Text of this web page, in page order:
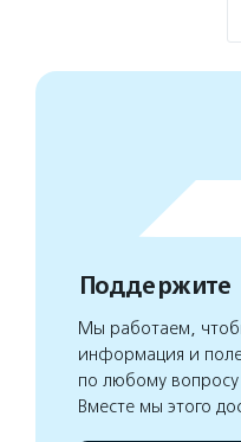
Поддержите
Мы работаем,
информация и
по любому вопросу
Вместе мы этого